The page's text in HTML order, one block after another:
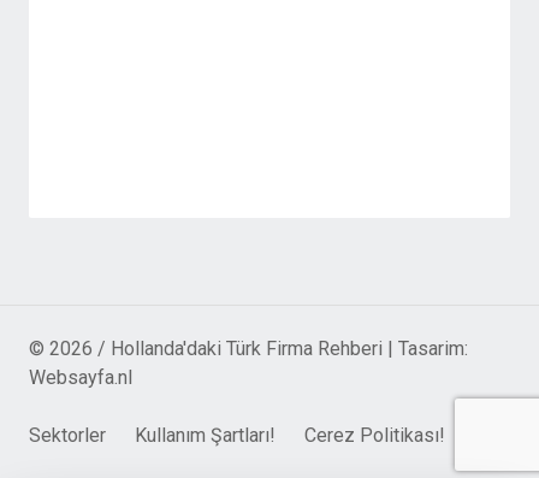
© 2026 / Hollanda'daki Türk Firma Rehberi | Tasarim:
Websayfa.nl
Sektorler Kullanım Şartları! Cerez Politikası!